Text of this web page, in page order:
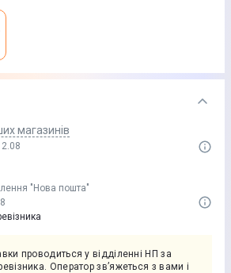
магазинів
"Нова пошта"
проводиться у відділенні НП за
Оператор зв’яжеться з вами і